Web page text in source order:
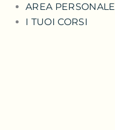
AREA PERSONALE
I TUOI CORSI